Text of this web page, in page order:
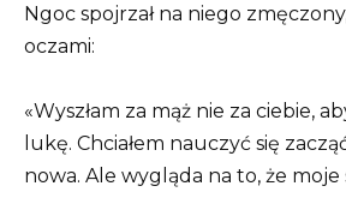
Ngoc spojrzał na niego
oczami:
«Wyszłam za mąż nie za ciebie,
lukę. Chciałem nauczyć się
nowa. Ale wygląda na to, że moje